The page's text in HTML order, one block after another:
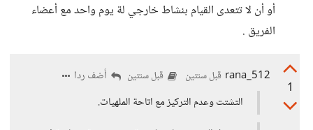
أو أن لا تتعدى القيام بنشاط خارجي لة يوم واحد مع أعضاء
الفريق .
1
rana_512 قبل سنتين قبل سنتين
أضف ردا
التشتت وعدم التركيز مع اتاحة الملهيات.